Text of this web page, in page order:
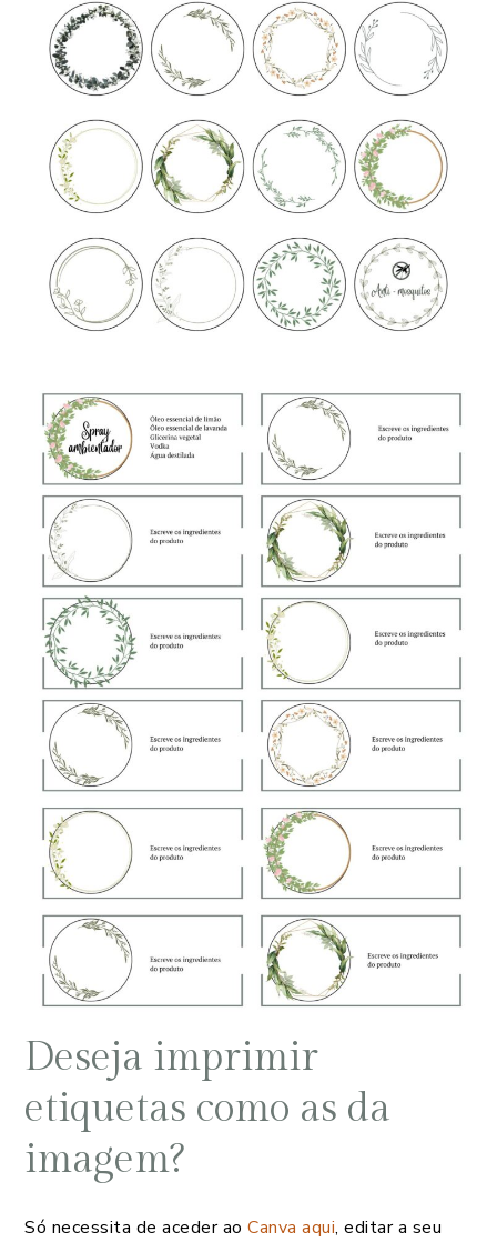
Deseja imprimir
etiquetas como as da
imagem?
Só necessita de aceder ao Canva aqui, editar a seu